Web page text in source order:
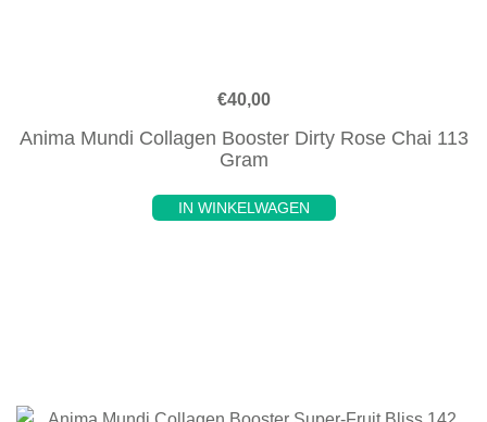
€40,00
Anima Mundi Collagen Booster Dirty Rose Chai 113
Gram
IN WINKELWAGEN